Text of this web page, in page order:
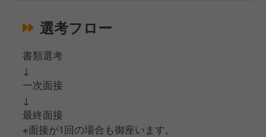
選考フロー
書類選考
↓
一次面接
↓
最終面接
※面接が1回の場合も御座います。